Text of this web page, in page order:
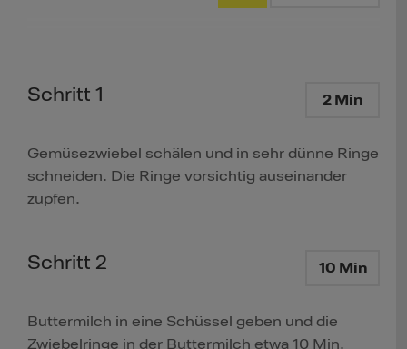
Schritt 1 2 Min
Gemüsezwiebel schälen und in sehr dünne Ringe
schneiden. Die Ringe vorsichtig auseinander
zupfen.
Schritt 2 10 Min
Buttermilch in eine Schüssel geben und die
Zwiebelringe in der Buttermilch etwa 10 Min.